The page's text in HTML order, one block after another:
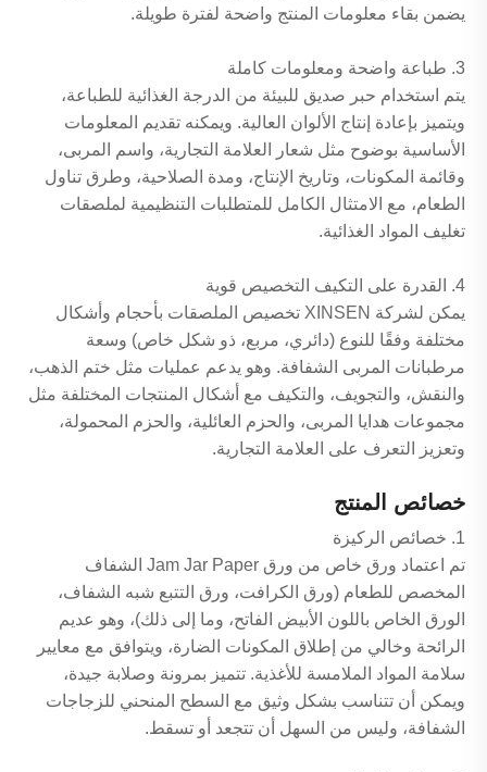
يضمن بقاء معلومات المنتج واضحة لفترة طويلة.
3. طباعة واضحة ومعلومات كاملة
يتم استخدام حبر صديق للبيئة من الدرجة الغذائية للطباعة،
ويتميز بإعادة إنتاج الألوان العالية. ويمكنه تقديم المعلومات
الأساسية بوضوح مثل شعار العلامة التجارية، واسم المربى،
وقائمة المكونات، وتاريخ الإنتاج، ومدة الصلاحية، وطرق تناول
الطعام، مع الامتثال الكامل للمتطلبات التنظيمية لملصقات
تغليف المواد الغذائية.
4. القدرة على التكيف التخصيص قوية
يمكن لشركة XINSEN تخصيص الملصقات بأحجام وأشكال
مختلفة وفقًا للنوع (دائري، مربع، ذو شكل خاص) وسعة
مرطبانات المربى الشفافة. وهو يدعم عمليات مثل ختم الذهب،
والنقش، والتجويف، والتكيف مع أشكال المنتجات المختلفة مثل
مجموعات هدايا المربى، والحزم العائلية، والحزم المحمولة،
وتعزيز التعرف على العلامة التجارية.
خصائص المنتج
1. خصائص الركيزة
تم اعتماد ورق خاص من ورق Jam Jar Paper الشفاف
المخصص للطعام (ورق الكرافت، ورق التتبع شبه الشفاف،
الورق الخاص باللون الأبيض الفاتح، وما إلى ذلك)، وهو عديم
الرائحة وخالي من إطلاق المكونات الضارة، ويتوافق مع معايير
سلامة المواد الملامسة للأغذية. تتميز بمرونة وصلابة جيدة،
ويمكن أن تتناسب بشكل وثيق مع السطح المنحني للزجاجات
الشفافة، وليس من السهل أن تتجعد أو تسقط.